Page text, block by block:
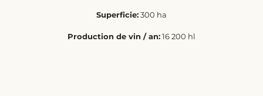
Superficie:300 ha
Production de vin / an:16 200 hl